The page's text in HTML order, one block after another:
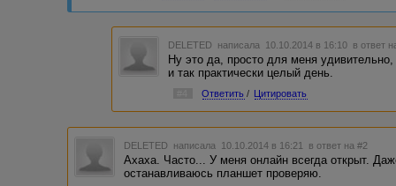
DELETED написала 10.10.2014 в 16:10 в ответ
Ну это да, просто для меня
и так практически целый день.
Ответить / Цитировать
DELETED написала 10.10.2014 в 16:21 в ответ на #2
Ахаха. Часто... У меня онлайн всегда открыт.
останавливаюсь планшет проверяю.